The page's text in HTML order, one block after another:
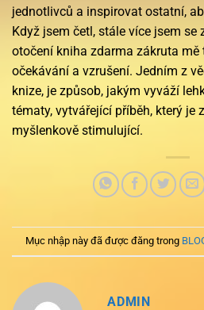
jednotlivců a inspirovat ostatní,
Když jsem četl, stále více jsem
otočení kniha zdarma zákruta
očekávání a vzrušení. Jedním z
knize, je způsob, jakým vyváží
tématy, vytvářející příběh, který je
myšlenkově stimulující.
Mục nhập này đã được đăng trong
ADMIN